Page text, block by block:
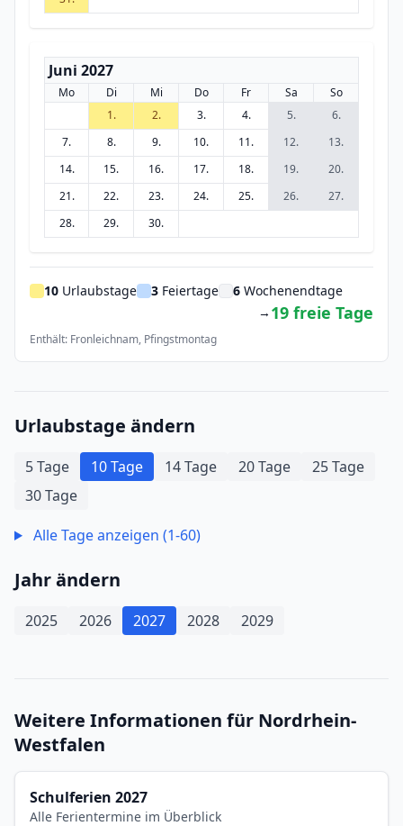
Juni 2027
Mo Di Mi Do Fr Sa
So
1.
2. 3. 4. 5.
6.
7.
8. 9. 10. 11. 12.
13.
14.
15. 16. 17. 18. 19.
20.
21.
22. 23. 24. 25. 26.
27.
28.
29. 30.
10 Urlaubstage 3 Feiertage 6 Wochenendtage
→ 19 freie Tage
Enthält: Fronleichnam, Pfingstmontag
Urlaubstage ändern
5 Tage 10 Tage 14 Tage 20 Tage
25 Tage
30 Tage
Alle Tage anzeigen (1-60)
Jahr ändern
2025 2026 2027 2028 2029
Weitere Informationen für Nordrhein-
Westfalen
Schulferien 2027
Alle Ferientermine im Überblick